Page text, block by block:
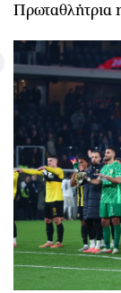
Πρωταθλήτρια